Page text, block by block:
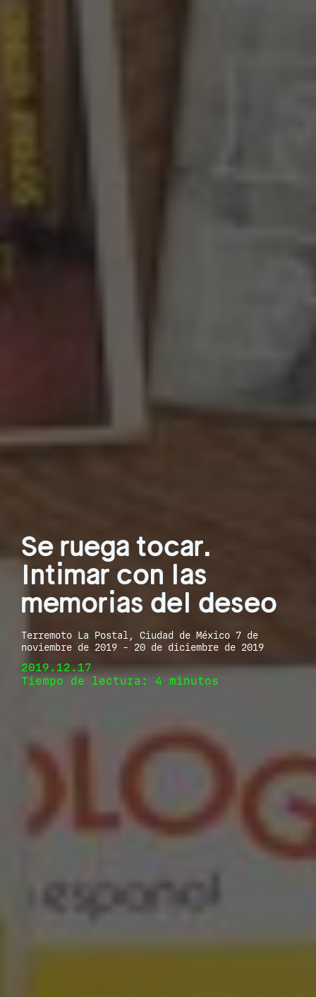
Se ruega tocar.
Intimar con las
memorias del deseo
Terremoto La Postal, Ciudad de México 7 de
noviembre de 2019 - 20 de diciembre de 2019
2019.12.17
Tiempo de lectura: 4 minutos